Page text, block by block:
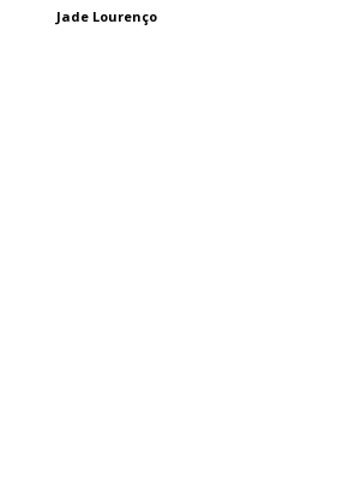
Jade Lourenço